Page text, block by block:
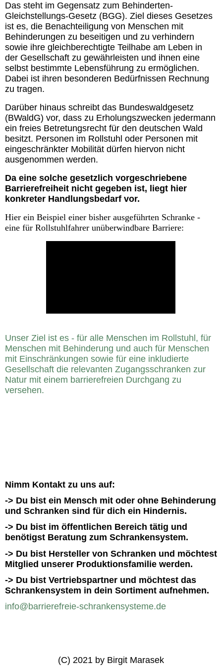
Das steht im Gegensatz zum Behinderten-
Gleichstellungs-Gesetz (BGG). Ziel dieses Gesetzes
ist es, die Benachteiligung von Menschen mit
Behinderungen zu beseitigen und zu verhindern
sowie ihre gleichberechtigte Teilhabe am Leben in
der Gesellschaft zu gewährleisten und ihnen eine
selbst bestimmte Lebensführung zu ermöglichen.
Dabei ist ihren besonderen Bedürfnissen Rechnung
zu tragen.
Darüber hinaus schreibt das Bundeswaldgesetz
(BWaldG) vor, dass zu Erholungszwecken jedermann
ein freies Betretungsrecht für den deutschen Wald
besitzt. Personen im Rollstuhl oder Personen mit
eingeschränkter Mobilität dürfen hiervon nicht
ausgenommen werden.
Da eine solche gesetzlich vorgeschriebene
Barrierefreiheit nicht gegeben ist, liegt hier
konkreter Handlungsbedarf vor.
Hier ein Beispiel einer bisher ausgeführten Schranke -
eine für Rollstuhlfahrer unüberwindbare Barriere:
Unser Ziel ist es - für alle Menschen im Rollstuhl, für
Menschen mit Behinderung und auch für Menschen
mit Einschränkungen sowie für eine inkludierte
Gesellschaft die relevanten Zugangsschranken zur
Natur mit einem barrierefreien Durchgang zu
versehen.
Nimm Kontakt zu uns auf:
-> Du bist ein Mensch mit oder ohne Behinderung
und Schranken sind für dich ein Hindernis.
-> Du bist im öffentlichen Bereich tätig und
benötigst Beratung zum Schrankensystem.
-> Du bist Hersteller von Schranken und möchtest
Mitglied unserer Produktionsfamilie werden.
-> Du bist Vertriebspartner und möchtest das
Schrankensystem in dein Sortiment aufnehmen.
info@barrierefreie-schrankensysteme.de
(C) 2021 by Birgit Marasek